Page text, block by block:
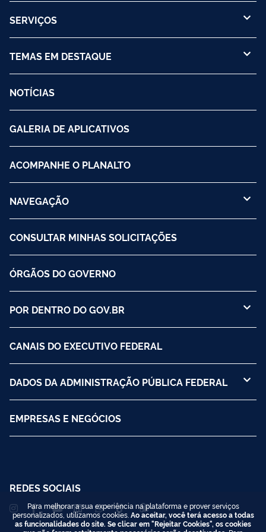
SERVIÇOS
TEMAS EM DESTAQUE
NOTÍCIAS
GALERIA DE APLICATIVOS
ACOMPANHE O PLANALTO
NAVEGAÇÃO
CONSULTAR MINHAS SOLICITAÇÕES
ÓRGÃOS DO GOVERNO
POR DENTRO DO GOV.BR
CANAIS DO EXECUTIVO FEDERAL
DADOS DA ADMINISTRAÇÃO PÚBLICA FEDERAL
EMPRESAS E NEGÓCIOS
REDES SOCIAIS
Para melhorar a sua experiência na plataforma e prover serviços
personalizados, utilizamos cookies. Ao aceitar, você terá acesso a todas
as funcionalidades do site. Se clicar em "Rejeitar Cookies", os cookies